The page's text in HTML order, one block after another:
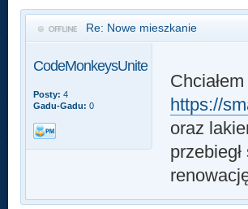
Re: Nowe mieszkanie
CodeMonkeysUnite
Posty: 4
Gadu-Gadu: 0
https://
oraz